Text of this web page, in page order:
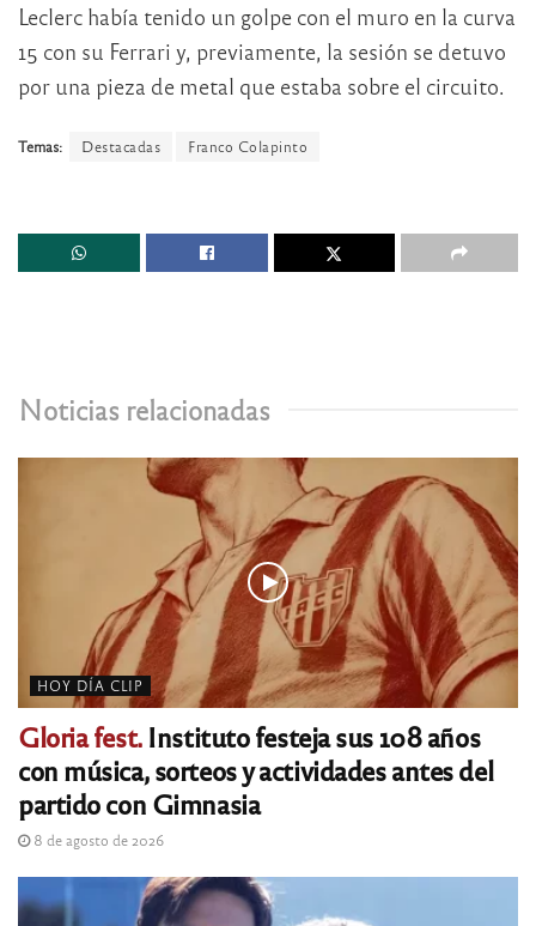
Leclerc había tenido un golpe con el muro en la curva
15 con su Ferrari y, previamente, la sesión se detuvo
por una pieza de metal que estaba sobre el circuito.
Temas: Destacadas Franco Colapinto
Noticias relacionadas
HOY DÍA CLIP
Gloria fest.Instituto festeja sus 108 años
con música, sorteos y actividades antes del
partido con Gimnasia
8 de agosto de 2026